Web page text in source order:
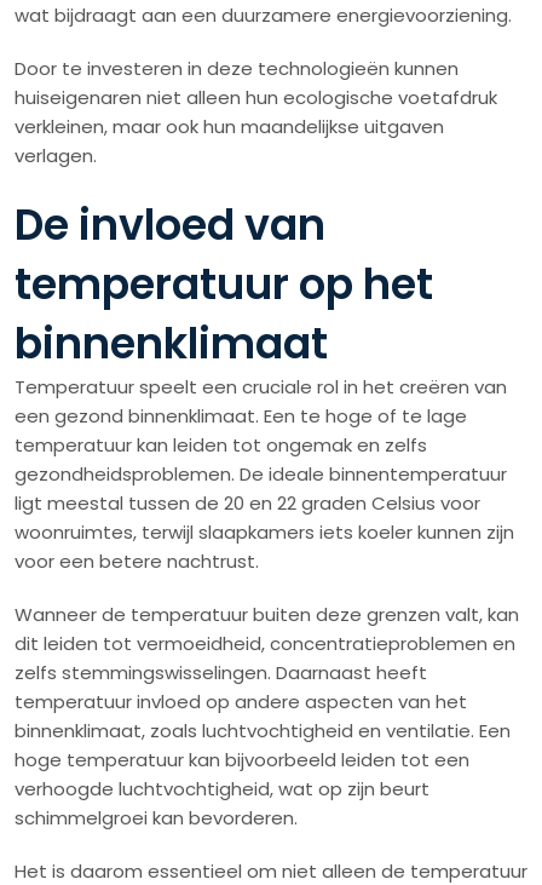
wat bijdraagt aan een duurzamere energievoorziening.
Door te investeren in deze technologieën kunnen
huiseigenaren niet alleen hun ecologische voetafdruk
verkleinen, maar ook hun maandelijkse uitgaven
verlagen.
De invloed van
temperatuur op het
binnenklimaat
Temperatuur speelt een cruciale rol in het creëren van
een gezond binnenklimaat. Een te hoge of te lage
temperatuur kan leiden tot ongemak en zelfs
gezondheidsproblemen. De ideale binnentemperatuur
ligt meestal tussen de 20 en 22 graden Celsius voor
woonruimtes, terwijl slaapkamers iets koeler kunnen zijn
voor een betere nachtrust.
Wanneer de temperatuur buiten deze grenzen valt, kan
dit leiden tot vermoeidheid, concentratieproblemen en
zelfs stemmingswisselingen. Daarnaast heeft
temperatuur invloed op andere aspecten van het
binnenklimaat, zoals luchtvochtigheid en ventilatie. Een
hoge temperatuur kan bijvoorbeeld leiden tot een
verhoogde luchtvochtigheid, wat op zijn beurt
schimmelgroei kan bevorderen.
Het is daarom essentieel om niet alleen de temperatuur